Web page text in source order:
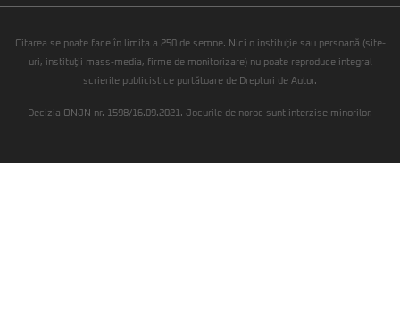
Citarea se poate face în limita a 250 de semne. Nici o instituţie sau persoană (site-
uri, instituţii mass-media, firme de monitorizare) nu poate reproduce integral
scrierile publicistice purtătoare de Drepturi de Autor.
Decizia ONJN nr. 1598/16.09.2021. Jocurile de noroc sunt interzise minorilor.